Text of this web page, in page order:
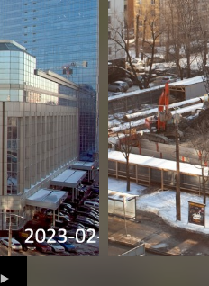
Next